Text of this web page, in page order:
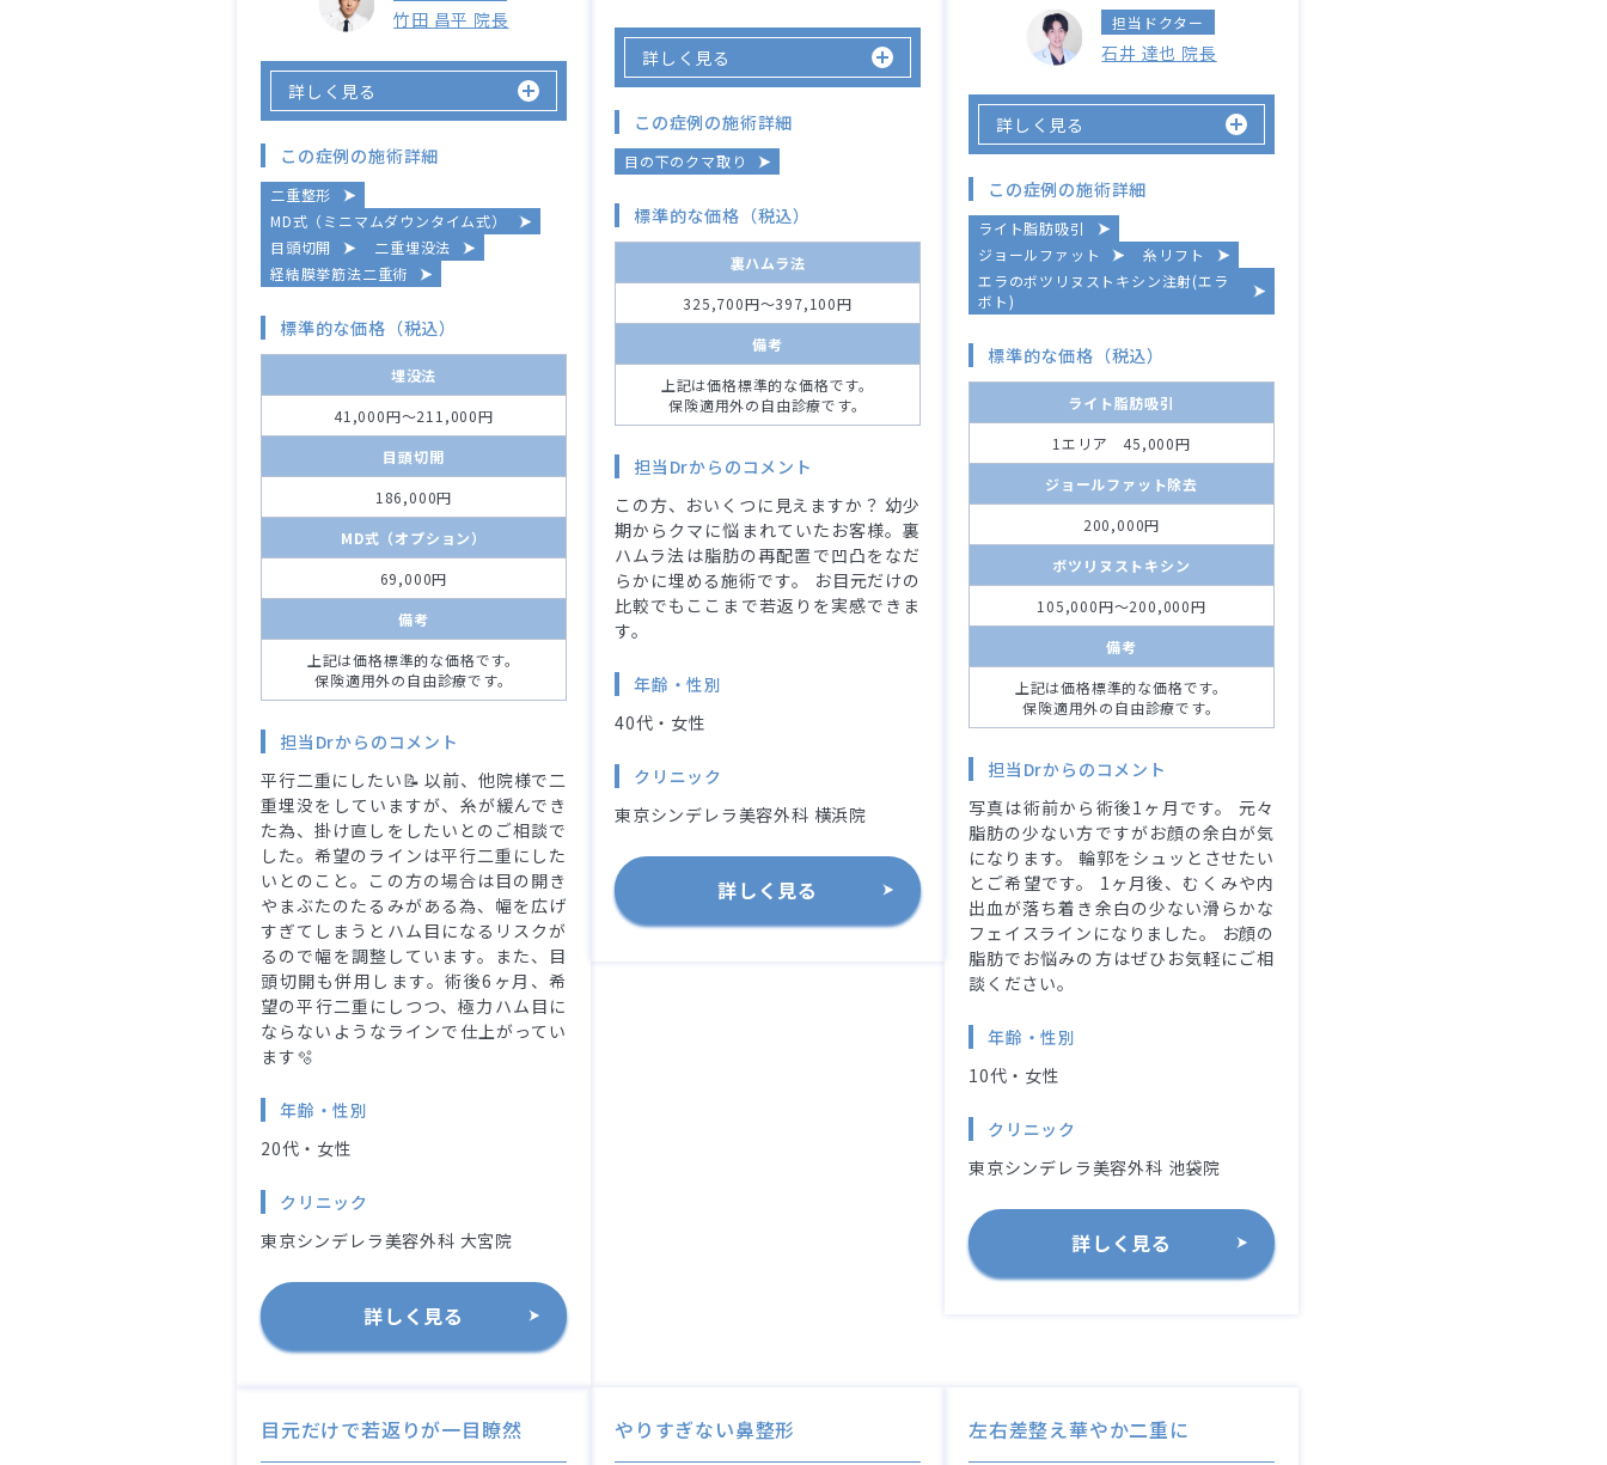
竹田 昌平 院長
詳しく見る
この症例の施術詳細
二重整形
MD式（ミニマムダウンタイム式）
目頭切開
二重埋没法
経結膜挙筋法二重術
標準的な価格（税込）
埋没法
41,000円～211,000円
目頭切開
186,000円
MD式（オプション）
69,000円
備考
上記は価格標準的な価格です。
保険適用外の自由診療です。
担当Drからのコメント
平行二重にしたい📝 以前、他院様で二
重埋没をしていますが、糸が緩んでき
た為、掛け直しをしたいとのご相談で
した。希望のラインは平行二重にした
いとのこと。この方の場合は目の開き
やまぶたのたるみがある為、幅を広げ
すぎてしまうとハム目になるリスクが
るので幅を調整しています。また、目
頭切開も併用します。術後6ヶ月、希
望の平行二重にしつつ、極力ハム目に
ならないようなラインで仕上がってい
ます🫧
年齢・性別
20代・女性
クリニック
東京シンデレラ美容外科 大宮院
詳しく見る
詳しく見る
この症例の施術詳細
目の下のクマ取り
標準的な価格（税込）
裏ハムラ法
325,700円～397,100円
備考
上記は価格標準的な価格です。
保険適用外の自由診療です。
担当Drからのコメント
この方、おいくつに見えますか？ 幼少
期からクマに悩まれていたお客様。裏
ハムラ法は脂肪の再配置で凹凸をなだ
らかに埋める施術です。 お目元だけの
比較でもここまで若返りを実感できま
す。
年齢・性別
40代・女性
クリニック
東京シンデレラ美容外科 横浜院
詳しく見る
担当ドクター
石井 達也 院長
詳しく見る
この症例の施術詳細
ライト脂肪吸引
ジョールファット
糸リフト
エラのボツリヌストキシン注射(エラ
ボト)
標準的な価格（税込）
ライト脂肪吸引
1エリア 45,000円
ジョールファット除去
200,000円
ボツリヌストキシン
105,000円～200,000円
備考
上記は価格標準的な価格です。
保険適用外の自由診療です。
担当Drからのコメント
写真は術前から術後1ヶ月です。 元々
脂肪の少ない方ですがお顔の余白が気
になります。 輪郭をシュッとさせたい
とご希望です。 1ヶ月後、むくみや内
出血が落ち着き余白の少ない滑らかな
フェイスラインになりました。 お顔の
脂肪でお悩みの方はぜひお気軽にご相
談ください。
年齢・性別
10代・女性
クリニック
東京シンデレラ美容外科 池袋院
詳しく見る
目元だけで若返りが一目瞭然 やりすぎない鼻整形 左右差整え華やか二重に